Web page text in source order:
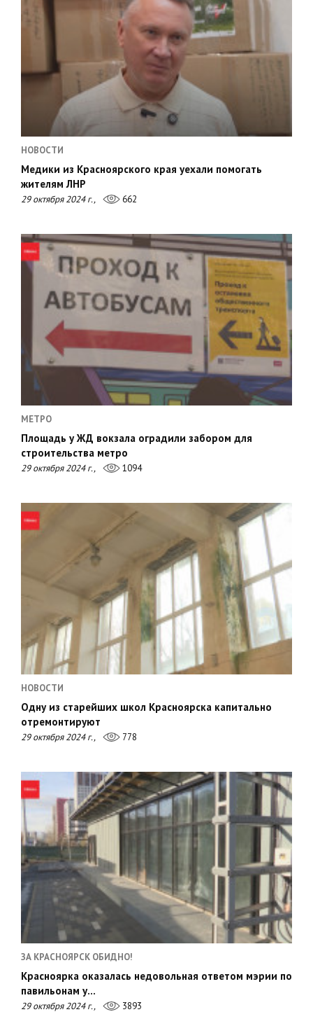
НОВОСТИ
Медики из Красноярского края уехали помогать
жителям ЛНР
29 октября 2024 г., 662
МЕТРО
Площадь у ЖД вокзала оградили забором для
строительства метро
29 октября 2024 г., 1094
НОВОСТИ
Одну из старейших школ Красноярска капитально
отремонтируют
29 октября 2024 г., 778
ЗА КРАСНОЯРСК ОБИДНО!
Красноярка оказалась недовольная ответом мэрии по
павильонам у…
29 октября 2024 г., 3893